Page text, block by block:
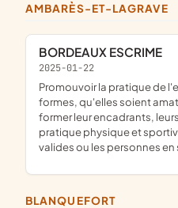
AMBARÈS-ET-LAGRAVE
BORDEAUX ESCRIME
2025-01-22
promouvoir la pratique de l'escrime sous toutes ses
formes, qu'elles soient
former leur encadrants,
pratique physique et
valides ou les personnes
BLANQUEFORT